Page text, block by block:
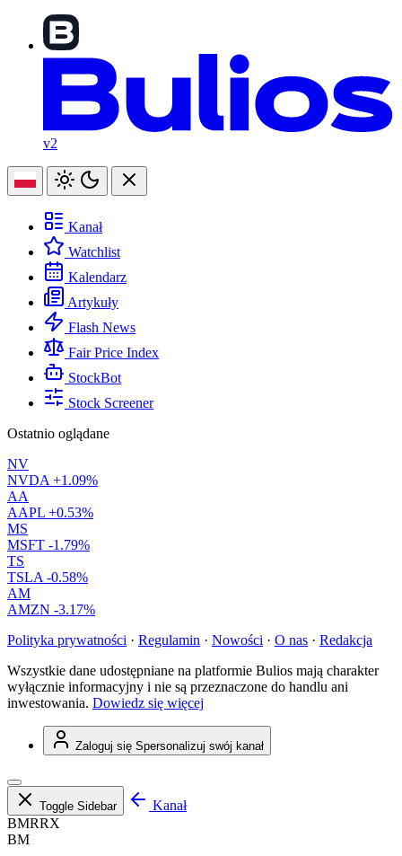
v2
Kanał
Watchlist
Kalendarz
Artykuły
Flash News
Fair Price Index
StockBot
Stock Screener
Ostatnio oglądane
NV
NVDA +1.09%
AA
AAPL +0.53%
MS
MSFT -1.79%
TS
TSLA -0.58%
AM
AMZN -3.17%
Polityka prywatności · Regulamin · Nowości · O nas · Redakcja
Wszystkie dane udostępniane na platformie Bulios mają charakter
wyłącznie informacyjny i nie są przeznaczone do handlu ani
inwestowania. Dowiedz się więcej
Zaloguj się Spersonalizuj swój kanał
Toggle Sidebar
Kanał
BMRRX
BM